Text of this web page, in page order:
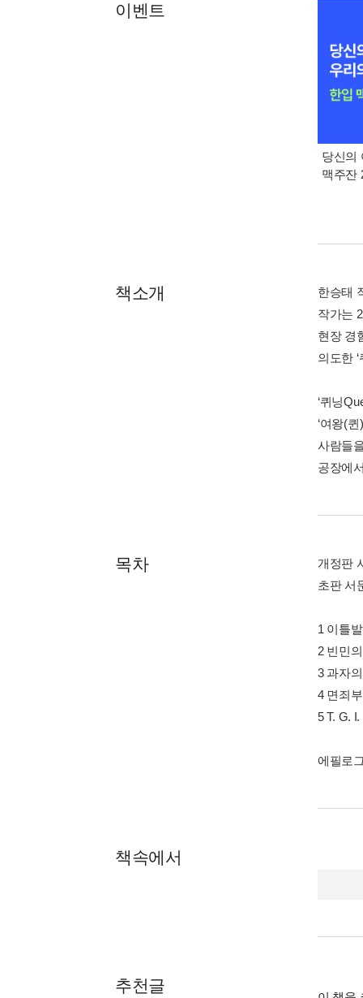
이벤트
당신의
맥주잔
책소개
한승태
작가는
현장 경
의도한
‘퀴닝
‘여왕(
사람들
공장에
목차
개정판
초판 서
1 이틀
2 빈민
3 과자
4 면죄
5 T. G.
에필로
책속에서
P. 169